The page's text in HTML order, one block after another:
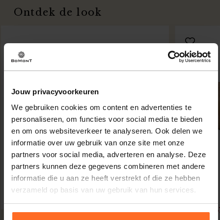
Jouw privacyvoorkeuren
We gebruiken cookies om content en advertenties te
personaliseren, om functies voor social media te bieden
en om ons websiteverkeer te analyseren. Ook delen we
informatie over uw gebruik van onze site met onze
partners voor social media, adverteren en analyse. Deze
partners kunnen deze gegevens combineren met andere
informatie die u aan ze heeft verstrekt of die ze hebben
verzameld op basis van uw gebruik van hun services.
Ontdek de look
Tas Bruin